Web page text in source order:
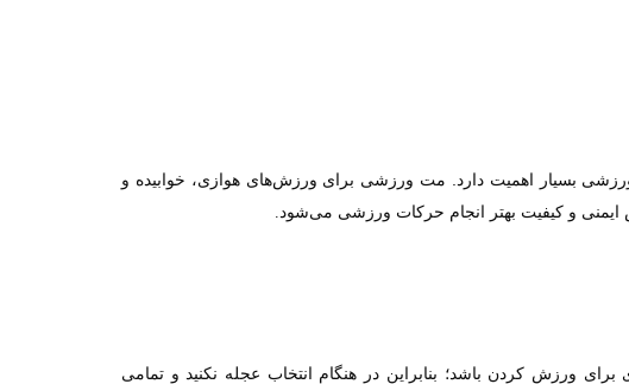
بسیار اهمیت دارد. مت ورزشی برای ورزش‌های هوازی، خوابیده و
و کیفیت بهتر انجام حرکات ورزشی می‌شود.
ورزش کردن باشد؛ بنابراین در هنگام انتخاب عجله نکنید و تمامی